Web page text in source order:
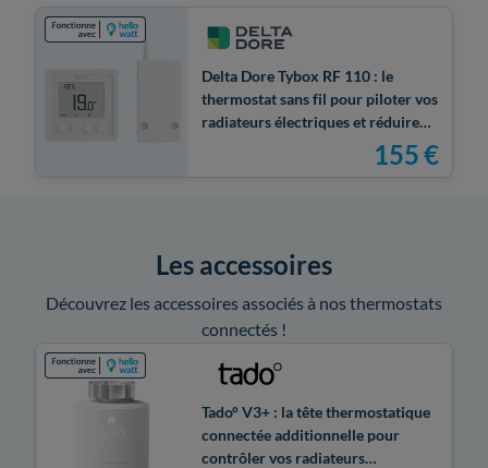
Delta Dore Tybox RF 110 : le
thermostat sans fil pour piloter vos
radiateurs électriques et réduire
155€
Les accessoires
Découvrez les accessoires associés à nos thermostats
connectés !
Tado° V3+ : la tête thermostatique
connectée additionnelle pour
contrôler vos radiateurs